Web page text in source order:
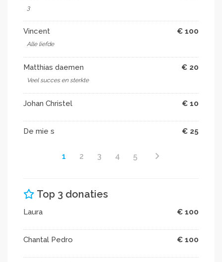
3
Vincent € 100
Alle liefde
Matthias daemen € 20
Veel succes en sterkte ️
Johan Christel € 10
De mie s € 25
1 2 3 4 5
Top 3 donaties
Laura € 100
Chantal Pedro € 100